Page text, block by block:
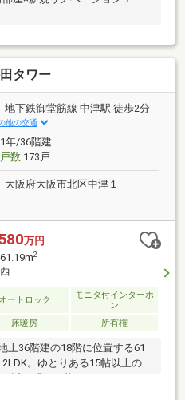
タワー
地下鉄御堂筋線 中津駅 徒歩2分
他の交通
年/36階建
数173戸
大阪府大阪市北区中津１
万円
2
オートロック
モニタ付インターホ
ン
床暖房 所有権
上36階建の18階に位置する61
。ゆとりある15帖以上の
近に感じる暮らし。